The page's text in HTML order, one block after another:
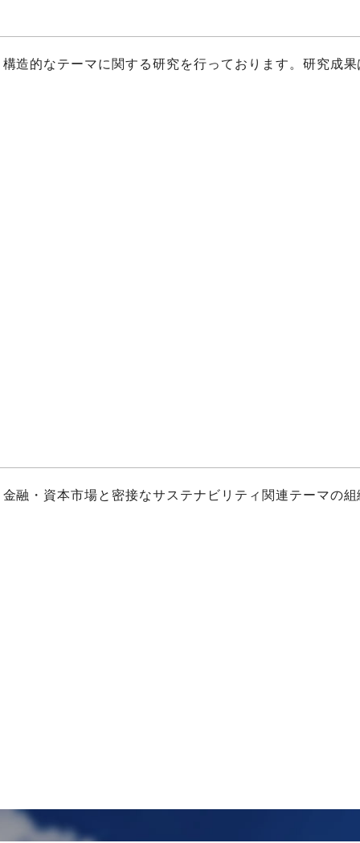
的なテーマに関する研究を行っております。研究
・資本市場と密接なサステナビリティ関連テーマ